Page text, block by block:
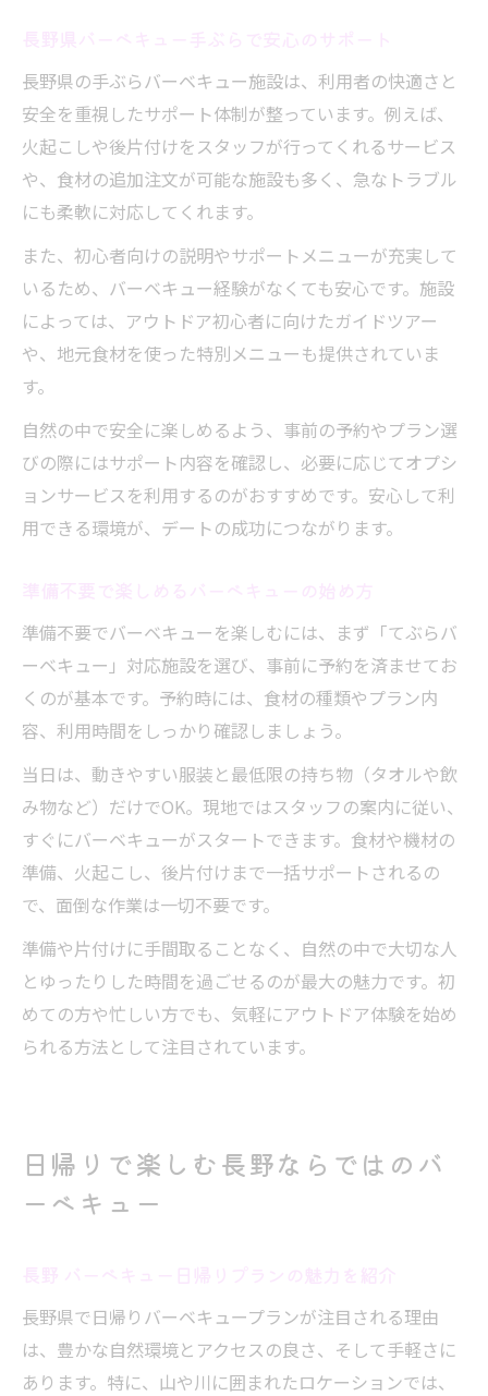
長野県の手ぶらバーベキュー施設は、利用者の快適さと
安全を重視したサポート体制が整っています。例えば、
火起こしや後片付けをスタッフが行ってくれるサービス
や、食材の追加注文が可能な施設も多く、急なトラブル
にも柔軟に対応してくれます。
また、初心者向けの説明やサポートメニューが充実して
いるため、バーベキュー経験がなくても安心です。施設
によっては、アウトドア初心者に向けたガイドツアー
や、地元食材を使った特別メニューも提供されていま
す。
自然の中で安全に楽しめるよう、事前の予約やプラン選
びの際にはサポート内容を確認し、必要に応じてオプシ
ョンサービスを利用するのがおすすめです。安心して利
用できる環境が、デートの成功につながります。
準備不要でバーベキューを楽しむには、まず「てぶらバ
ーベキュー」対応施設を選び、事前に予約を済ませてお
くのが基本です。予約時には、食材の種類やプラン内
容、利用時間をしっかり確認しましょう。
当日は、動きやすい服装と最低限の持ち物（タオルや飲
み物など）だけでOK。現地ではスタッフの案内に従い、
すぐにバーベキューがスタートできます。食材や機材の
準備、火起こし、後片付けまで一括サポートされるの
で、面倒な作業は一切不要です。
準備や片付けに手間取ることなく、自然の中で大切な人
とゆったりした時間を過ごせるのが最大の魅力です。初
めての方や忙しい方でも、気軽にアウトドア体験を始め
られる方法として注目されています。
日帰りで楽しむ長野ならではのバ
ーベキュー
長野県で日帰りバーベキュープランが注目される理由
は、豊かな自然環境とアクセスの良さ、そして手軽さに
あります。特に、山や川に囲まれたロケーションでは、